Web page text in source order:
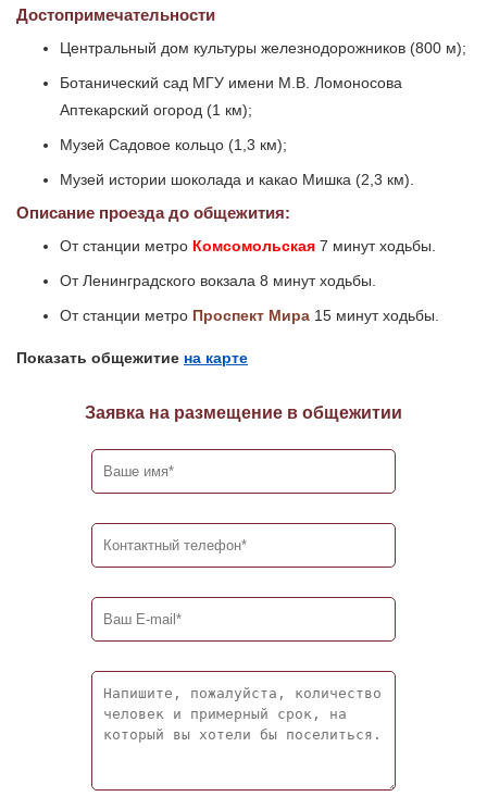
Достопримечательности
Центральный дом культуры железнодорожников (800 м);
Ботанический сад МГУ имени М.В. Ломоносова
Аптекарский огород (1 км);
Музей Садовое кольцо (1,3 км);
Музей истории шоколада и какао Мишка (2,3 км).
Описание проезда до общежития:
От станции метро Комсомольская 7 минут ходьбы.
От Ленинградского вокзала 8 минут ходьбы.
От станции метро Проспект Мира 15 минут ходьбы.
Показать общежитие на карте
Заявка на размещение в общежитии